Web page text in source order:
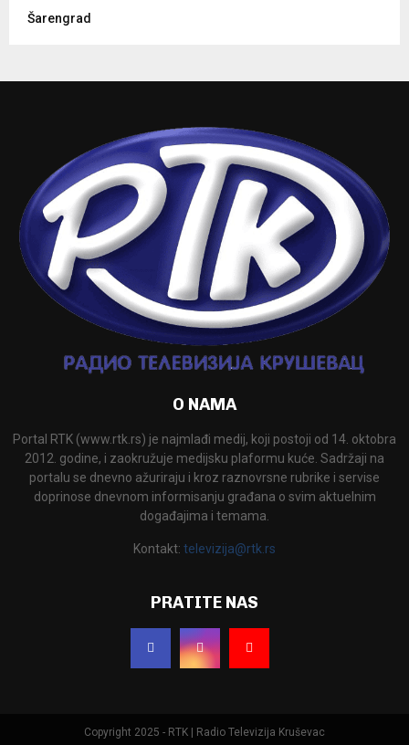
Šarengrad
O NAMA
Portal RTK (www.rtk.rs) je najmlađi medij, koji postoji od 14. oktobra
2012. godine, i zaokružuje medijsku plaformu kuće. Sadržaji na
portalu se dnevno ažuriraju i kroz raznovrsne rubrike i servise
doprinose dnevnom informisanju građana o svim aktuelnim
događajima i temama.
Kontakt: televizija@rtk.rs
PRATITE NAS
Copyright 2025 - RTK | Radio Televizija Kruševac